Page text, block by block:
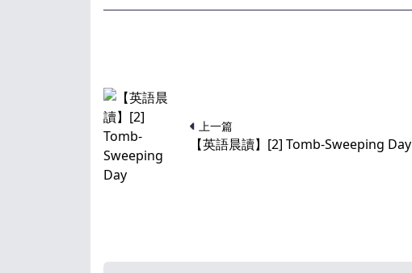
上一篇
【英語晨讀】[2] Tomb-Sweeping Day